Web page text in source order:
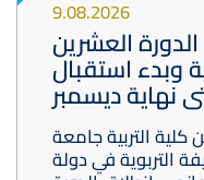
9.08.2026
العشرين
وبدء استقبال
نهاية ديسمبر
كلية التربية جامعة
التربوية في دولة